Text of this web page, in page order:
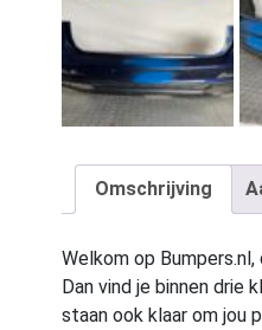
Omschrijving
Welkom op
Dan vind je binnen drie
staan ook klaar om jou